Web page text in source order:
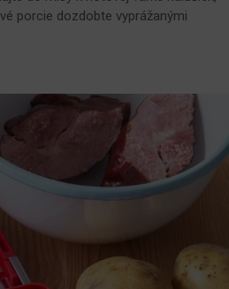
porcie dozdobte vyprážanými